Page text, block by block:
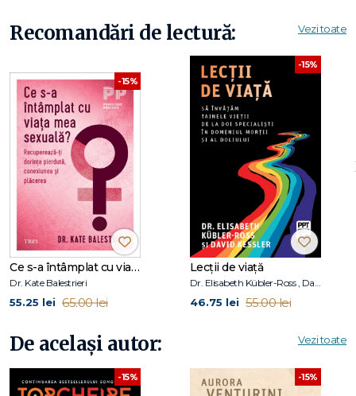
Recomandări de lectură: Vezi toate
-15%
Ce s-a întâmplat cu viața mea sexuală?
Dr. Kate Balestrieri
55.25 lei 65.00 lei
-15%
Lecții de viață
Dr. Elisabeth Kübler-Ross , David Kessler
46.75 lei 55.00 lei
De același autor: Vezi toate
-15% -15%